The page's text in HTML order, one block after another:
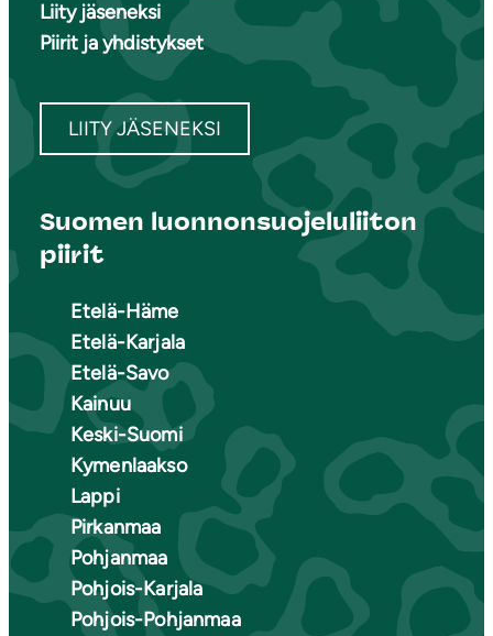
Liity jäseneksi
Piirit ja yhdistykset
LIITY JÄSENEKSI
Suomen luonnonsuojeluliiton
piirit
Etelä-Häme
Etelä-Karjala
Etelä-Savo
Kainuu
Keski-Suomi
Kymenlaakso
Lappi
Pirkanmaa
Pohjanmaa
Pohjois-Karjala
Pohjois-Pohjanmaa